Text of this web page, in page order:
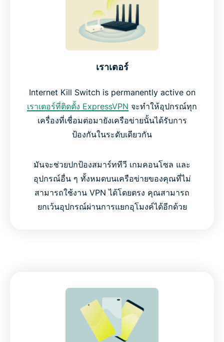
เราเตอร์
Internet Kill Switch is permanently active on
เราเตอร์ที่ติดตั้ง ExpressVPN จะทำให้อุปกรณ์ทุก
เครื่องที่เชื่อมต่อมายังเครือข่ายนั้นได้รับการ
ป้องกันในระดับเดียวกัน
มันจะช่วยปกป้องสมาร์ททีวี เกมคอนโซล และ
อุปกรณ์อื่น ๆ ทั้งหมดบนเครือข่ายของคุณที่ไม่
สามารถใช้งาน VPN ได้โดยตรง คุณสามารถ
ยกเว้นอุปกรณ์ผ่านการแยกอุโมงค์ได้อีกด้วย